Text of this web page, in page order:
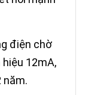
điện chờ
12mA,
năm.